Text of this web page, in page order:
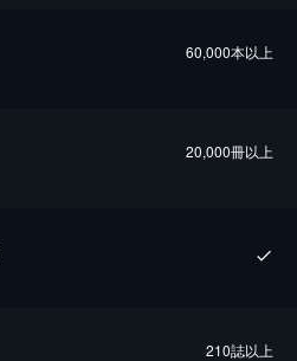
60,000本以上
20,000冊以上
210誌以上